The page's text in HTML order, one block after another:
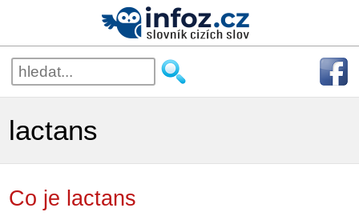
lactans
Co je lactans